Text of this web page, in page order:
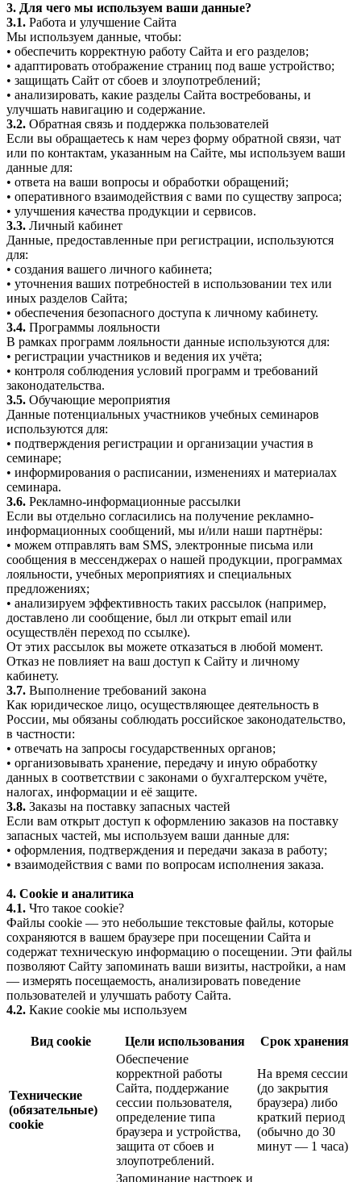
3. Для чего мы используем ваши данные?
3.1. Работа и улучшение Сайта
Мы используем данные, чтобы:
• обеспечить корректную работу Сайта и его разделов;
• адаптировать отображение страниц под ваше устройство;
• защищать Сайт от сбоев и злоупотреблений;
• анализировать, какие разделы Сайта востребованы, и
улучшать навигацию и содержание.
3.2. Обратная связь и поддержка пользователей
Если вы обращаетесь к нам через форму обратной связи, чат
или по контактам, указанным на Сайте, мы используем ваши
данные для:
• ответа на ваши вопросы и обработки обращений;
• оперативного взаимодействия с вами по существу запроса;
• улучшения качества продукции и сервисов.
3.3. Личный кабинет
Данные, предоставленные при регистрации, используются
для:
• создания вашего личного кабинета;
• уточнения ваших потребностей в использовании тех или
иных разделов Сайта;
• обеспечения безопасного доступа к личному кабинету.
3.4. Программы лояльности
В рамках программ лояльности данные используются для:
• регистрации участников и ведения их учёта;
• контроля соблюдения условий программ и требований
законодательства.
3.5. Обучающие мероприятия
Данные потенциальных участников учебных семинаров
используются для:
• подтверждения регистрации и организации участия в
семинаре;
• информирования о расписании, изменениях и материалах
семинара.
3.6. Рекламно-информационные рассылки
Если вы отдельно согласились на получение рекламно-
информационных сообщений, мы и/или наши партнёры:
• можем отправлять вам SMS, электронные письма или
сообщения в мессенджерах о нашей продукции, программах
лояльности, учебных мероприятиях и специальных
предложениях;
• анализируем эффективность таких рассылок (например,
доставлено ли сообщение, был ли открыт email или
осуществлён переход по ссылке).
От этих рассылок вы можете отказаться в любой момент.
Отказ не повлияет на ваш доступ к Сайту и личному
кабинету.
3.7. Выполнение требований закона
Как юридическое лицо, осуществляющее деятельность в
России, мы обязаны соблюдать российское законодательство,
в частности:
• отвечать на запросы государственных органов;
• организовывать хранение, передачу и иную обработку
данных в соответствии с законами о бухгалтерском учёте,
налогах, информации и её защите.
3.8. Заказы на поставку запасных частей
Если вам открыт доступ к оформлению заказов на поставку
запасных частей, мы используем ваши данные для:
• оформления, подтверждения и передачи заказа в работу;
• взаимодействия с вами по вопросам исполнения заказа.
4. Cookie и аналитика
4.1. Что такое cookie?
Файлы cookie — это небольшие текстовые файлы, которые
сохраняются в вашем браузере при посещении Сайта и
содержат техническую информацию о посещении. Эти файлы
позволяют Сайту запоминать ваши визиты, настройки, а нам
— измерять посещаемость, анализировать поведение
пользователей и улучшать работу Сайта.
4.2. Какие cookie мы используем
Вид cookie Цели использования Срок хранения
Технические
(обязательные)
cookie
Обеспечение
корректной работы
Сайта, поддержание
сессии пользователя,
определение типа
браузера и устройства,
защита от сбоев и
злоупотреблений.
На время сессии
(до закрытия
браузера) либо
краткий период
(обычно до 30
минут — 1 часа)
Запоминание настроек и